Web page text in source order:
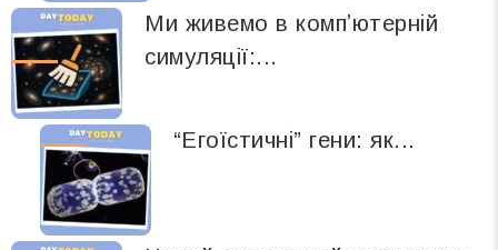
Ми живемо в компʼютерній
симуляції:...
“Егоїстичні” гени: як...